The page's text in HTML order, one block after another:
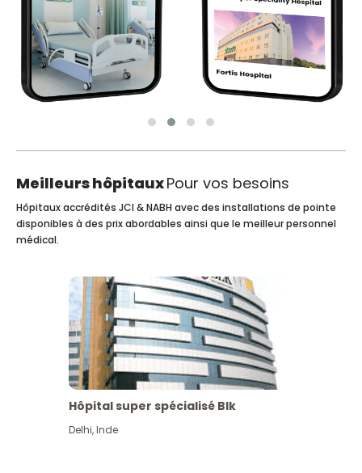
Meilleurs hôpitauxPour vos besoins
Hôpitaux accrédités JCI & NABH avec des installations de pointe
disponibles à des prix abordables ainsi que le meilleur personnel
médical.
Hôpital super spécialisé Blk
Delhi,Inde